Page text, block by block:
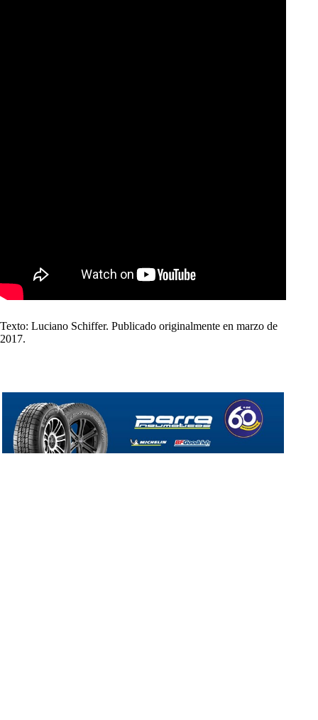
Texto: Luciano Schiffer. Publicado originalmente en marzo de
2017.